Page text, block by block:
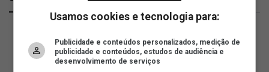
Usamos cookies e tecnologia para:
Publicidade e conteúdos personalizados, medição de
publicidade e conteúdos, estudos de audiência e
desenvolvimento de serviços